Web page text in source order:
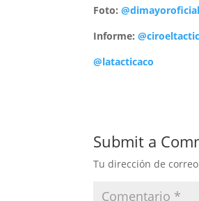
Foto:@dimayoroficial
Informe:
@latacticaco
Submit a
Tu dirección de